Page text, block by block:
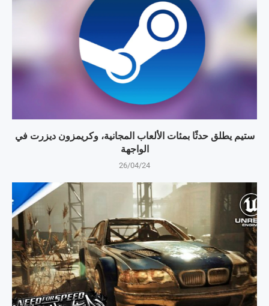
ستيم يطلق حدثًا بمئات الألعاب المجانية، وكريمزون ديزرت في
الواجهة
26/04/24